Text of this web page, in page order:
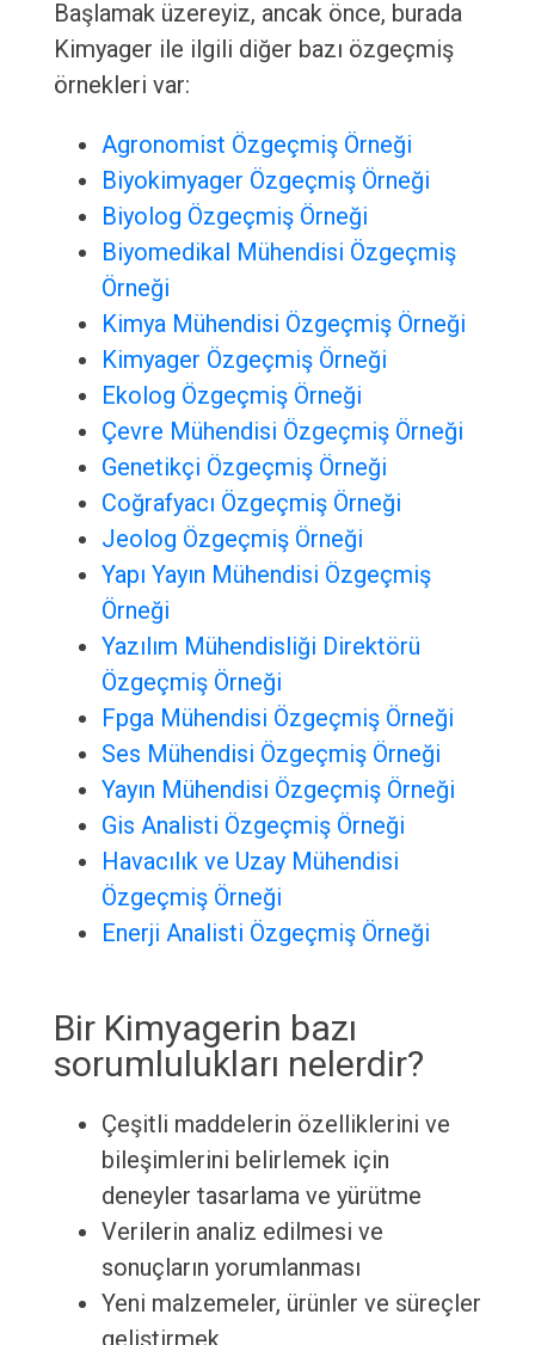
Başlamak üzereyiz, ancak önce, burada
Kimyager ile ilgili diğer bazı özgeçmiş
örnekleri var:
Agronomist Özgeçmiş Örneği
Biyokimyager Özgeçmiş Örneği
Biyolog Özgeçmiş Örneği
Biyomedikal Mühendisi Özgeçmiş
Örneği
Kimya Mühendisi Özgeçmiş Örneği
Kimyager Özgeçmiş Örneği
Ekolog Özgeçmiş Örneği
Çevre Mühendisi Özgeçmiş Örneği
Genetikçi Özgeçmiş Örneği
Coğrafyacı Özgeçmiş Örneği
Jeolog Özgeçmiş Örneği
Yapı Yayın Mühendisi Özgeçmiş
Örneği
Yazılım Mühendisliği Direktörü
Özgeçmiş Örneği
Fpga Mühendisi Özgeçmiş Örneği
Ses Mühendisi Özgeçmiş Örneği
Yayın Mühendisi Özgeçmiş Örneği
Gis Analisti Özgeçmiş Örneği
Havacılık ve Uzay Mühendisi
Özgeçmiş Örneği
Enerji Analisti Özgeçmiş Örneği
Bir Kimyagerin bazı
sorumlulukları nelerdir?
Çeşitli maddelerin özelliklerini ve
bileşimlerini belirlemek için
deneyler tasarlama ve yürütme
Verilerin analiz edilmesi ve
sonuçların yorumlanması
Yeni malzemeler, ürünler ve süreçler
geliştirmek